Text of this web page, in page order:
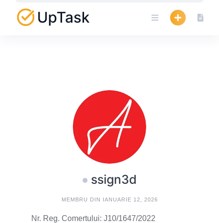
content
ssign3d
MEMBRU DIN IANUARIE 12, 2026
Nr. Reg. Comertului: J10/1647/2022